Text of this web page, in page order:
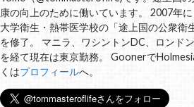
康の向上のために働いています。 2007年
大学衛生・熱帯医学校の「途上国の公衆衛
を修了。 マニラ、ワシントンDC、ロンド
を経て現在は東京勤務。 Goonerで
くはプロフィールへ。